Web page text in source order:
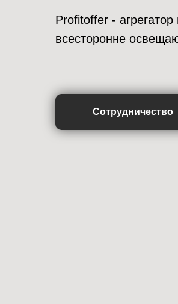
Profitoffer -
всесторонне
Сотрудничество